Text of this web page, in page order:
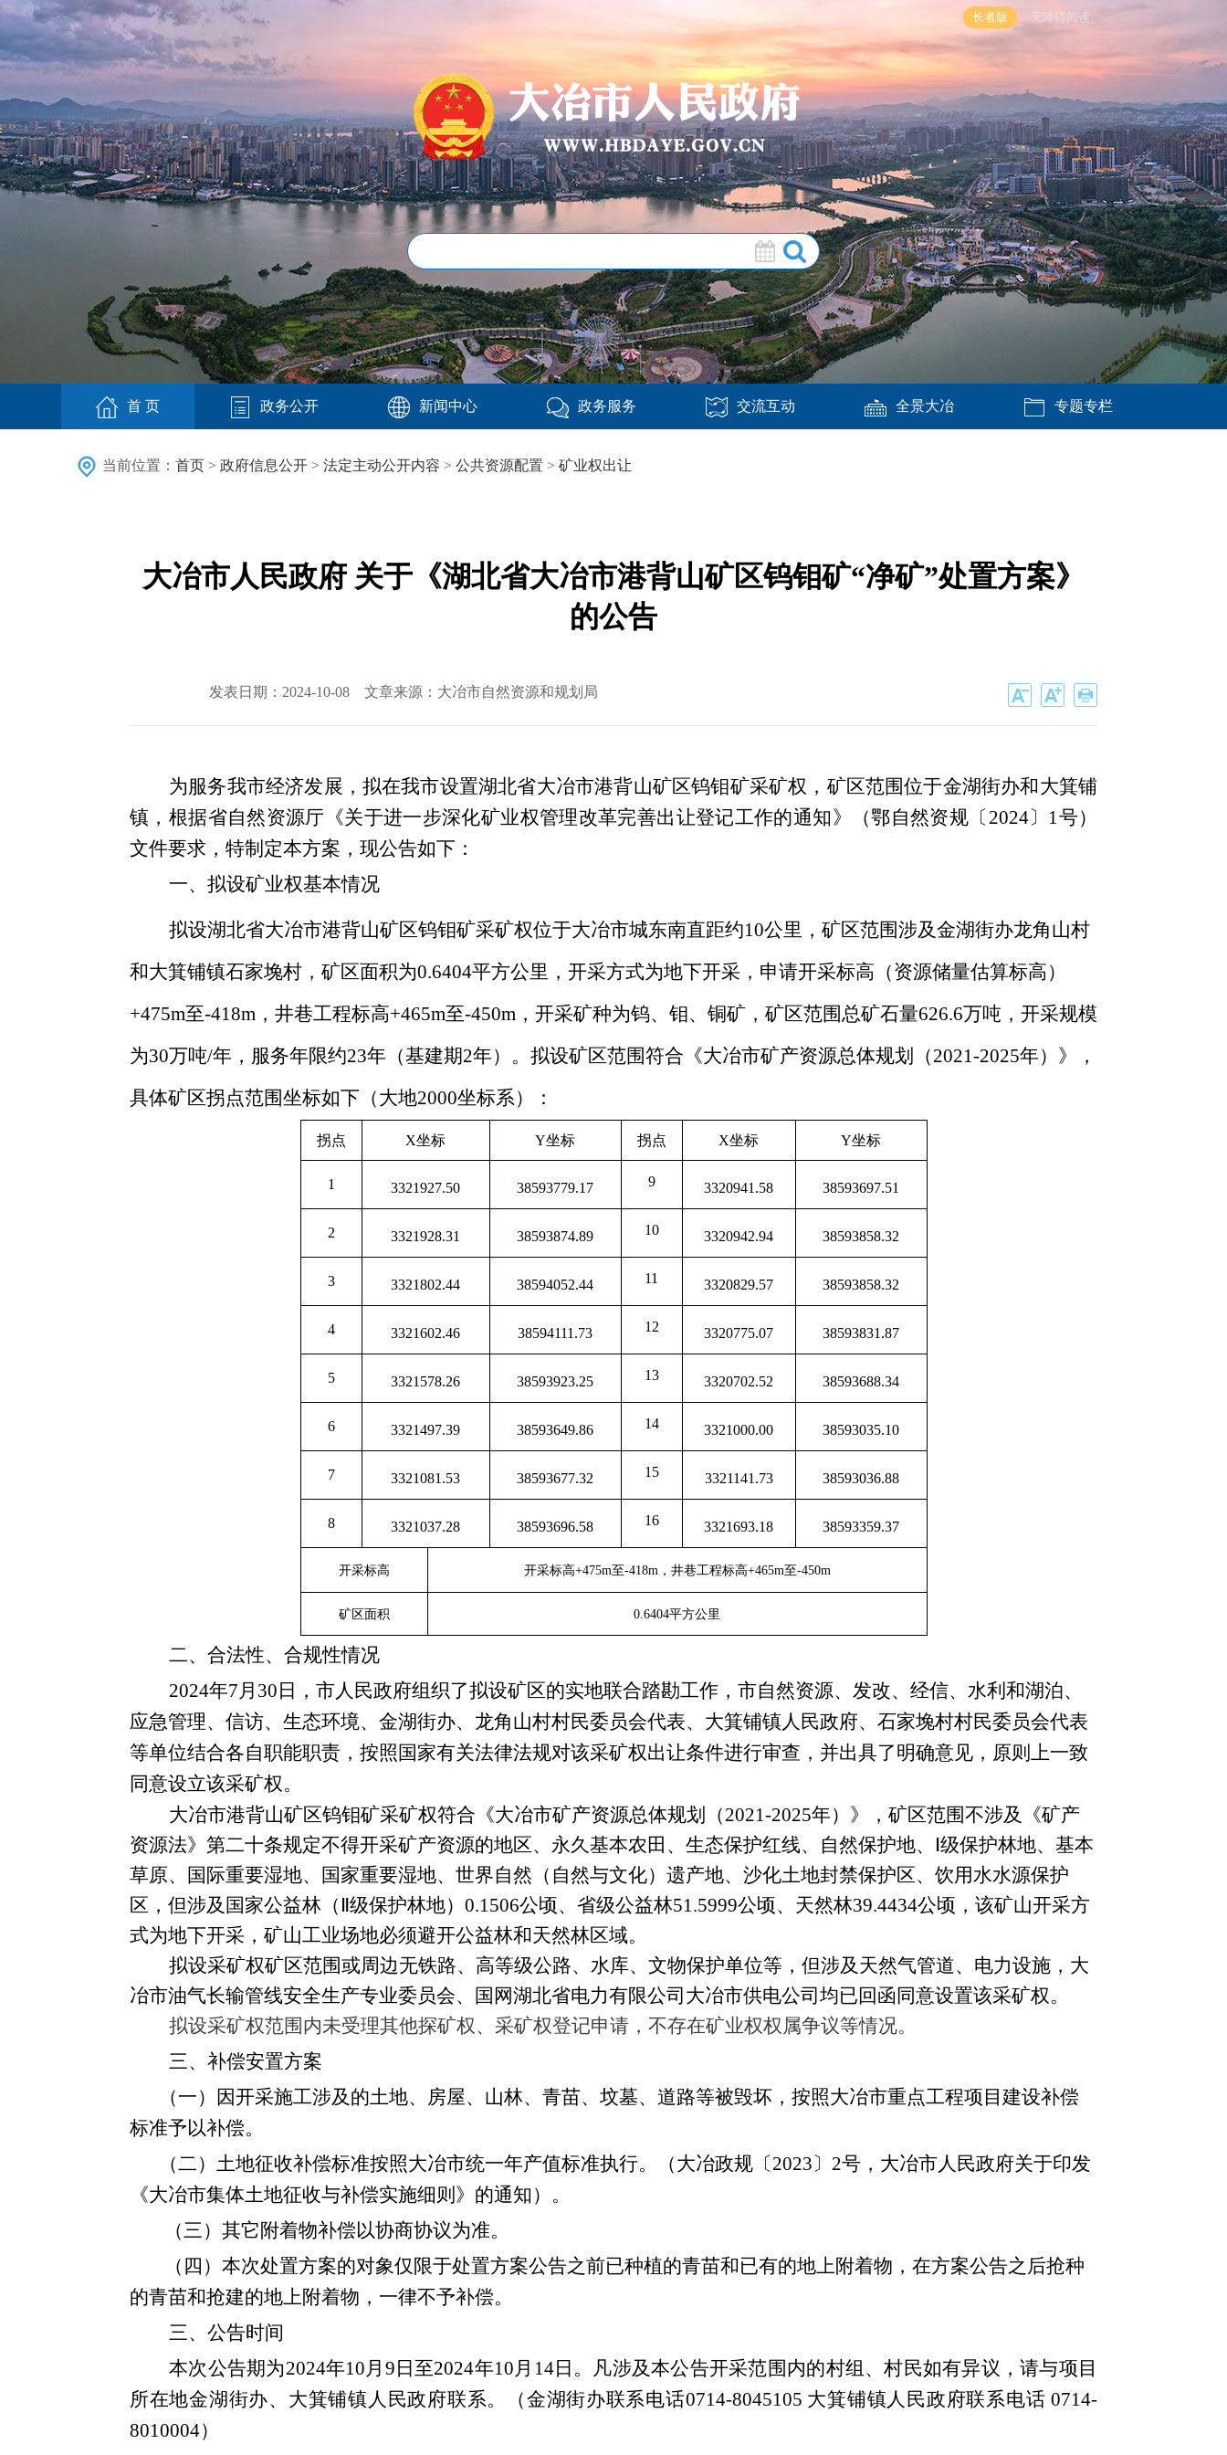
长者版 无障碍阅读
首 页 政务公开 新闻中心 政务服务 交流互动 全景大冶 专题专栏
当前位置： 首页 > 政府信息公开 > 法定主动公开内容 > 公共资源配置 > 矿业权出让
大冶市人民政府 关于《湖北省大冶市港背山矿区钨钼矿“净矿”处置方案》
的公告
发表日期：2024-10-08 文章来源：大冶市自然资源和规划局
为服务我市经济发展，拟在我市设置湖北省大冶市港背山矿区钨钼矿采矿权，矿区范围位于金湖街办和大箕铺
镇，根据省自然资源厅《关于进一步深化矿业权管理改革完善出让登记工作的通知》（鄂自然资规 〔 2024〕1号）
文件要求，特制定本方案，现公告如下：
一、 拟设矿业权基本情况
拟设湖北省大冶市港背山矿区钨钼矿采矿权位于大冶市城东南直距约10公里，矿区范围涉及金湖街办龙角山村
和大箕铺镇石家堍村，矿区面积为0.6404平方公里，开采方式为地下开采，申请开采标高（资源储量估算标高）
+475m至-418m，井巷工程标高+465m至-450m，开采矿种为钨、钼、 铜矿 ， 矿区范围总矿石量626.6万吨 ， 开采规模
为30万吨/年，服务年限约23年 （基建期2年） 。拟设矿区范围符合《大冶市矿产资源总体规划（2021-2025年）》
，
具体矿区拐点范围坐标如下 （大地2000坐标系） ：
拐点 X坐标 Y坐标 拐点 X坐标 Y坐标
1 3321927.50 38593779.17 9 3320941.58 38593697.51
2 3321928.31 38593874.89 10 3320942.94 38593858.32
3 3321802.44 38594052.44 11 3320829.57 38593858.32
4 3321602.46 38594111.73 12 3320775.07 38593831.87
5 3321578.26 38593923.25 13 3320702.52 38593688.34
6 3321497.39 38593649.86 14 3321000.00 38593035.10
7 3321081.53 38593677.32 15 3321141.73 38593036.88
8 3321037.28 38593696.58 16 3321693.18 38593359.37
开采标高 开采标高+475m至-418m，井巷工程标高+465m至-450m
矿区 面积 0.6404平方公里
二、 合法性、合规性情况
2024年7月 30 日 ， 市人民政府组织了拟设矿区的实地联合踏勘工作， 市自然资源、 发改、经信、水利和湖泊、
应急管理、信访、生态环境、 金湖街办、龙角山村村民委员会代表、 大箕铺镇人民政府、石家堍村村民委员会代表
等单位结合各自职能职责，按照国家有关法律法规对该采矿权出让条件进行审查，并出具了明确意见，原则上一致
同意设立该采矿权。
大冶市港背山矿区钨钼矿采矿权符合《大冶市矿产资源总体规划（2021-2025年）》，矿区范围不涉及《矿产
资源法》第二十条规定不得开采矿产资源的地区、永久基本农田、生态保护红线、自然保护地、Ⅰ级保护林地、基本
草原、国际重要湿地、国家重要湿地、世界自然（自然与文化）遗产地、沙化土地封禁保护区、饮用水水源保护
区，但涉及国家公益林（Ⅱ级保护林地）0.1506公顷、省级公益林51.5999公顷、天然林39.4434公顷，该矿山开采方
式为地下开采，矿山工业场地必须避开公益林和天然林区域。
拟设采矿权矿区范围或周边无铁路、高等级公路、水库、文物保护单位等，但涉及天然气管道、电力设施，大
冶市油气长输管线安全生产专业委员会、国网湖北省电力有限公司大冶市供电公司均已回函同意设置该采矿权。
拟设采矿权范围内未受理其他探矿权、采矿权登记申请，不存在矿业权权属争议等情况。
三、 补偿安置方案
（一）
因开采施工涉及的土地、房屋、 山林、青苗、坟墓、道路等被毁坏，按照大冶市重点工程项目建设补偿
标准予以补偿。
（二） 土地征收补偿标准按照大冶市统一年产值标准执行。（大冶政规 〔2023〕2号， 大冶市人民政府关于印发
《大冶市集体土地征收与补偿实施细则》的通知） 。
（三） 其它附着物补偿以协商协议为准。
（四）本次处置方案的对象仅限于处置方案公告之前已种植的青苗和已有的地上附着物，在方案公告之后抢种
的青苗和抢建的地上附着物，一律不予补偿。
三、 公告时间
本次公告期为2024年10月9日至2024年10月14日。凡涉及本公告开采范围内的村组、村民如有异议，请与项目
所在地金湖街办、 大箕铺镇人民政府联系。（金湖街办联系电话0714-8045105 大箕铺镇人民政府联系电话 0714-
8010004）